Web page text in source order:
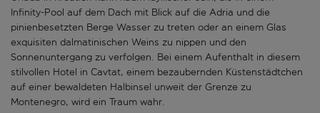
Infinity-Pool auf dem Dach mit Blick auf die Adria und die
pinienbesetzten Berge Wasser zu treten oder an einem Glas
exquisiten dalmatinischen Weins zu nippen und den
Sonnenuntergang zu verfolgen. Bei einem Aufenthalt in diesem
stilvollen Hotel in Cavtat, einem bezaubernden Küstenstädtchen
auf einer bewaldeten Halbinsel unweit der Grenze zu
Montenegro, wird ein Traum wahr.